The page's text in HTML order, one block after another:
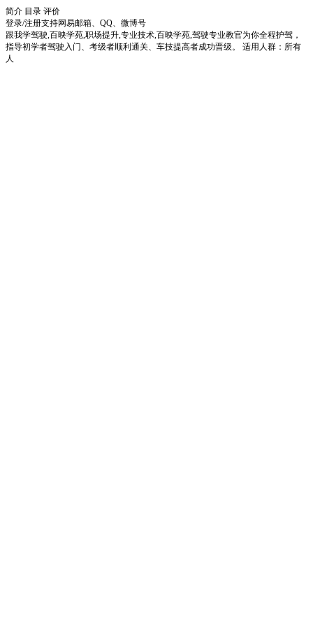
简介 目录 评价
登录/注册支持网易邮箱、QQ、微博号
跟我学驾驶,百映学苑,职场提升,专业技术,百映学苑,驾驶专业教官为你全程护驾，
指导初学者驾驶入门、考级者顺利通关、车技提高者成功晋级。 适用人群：所有
人